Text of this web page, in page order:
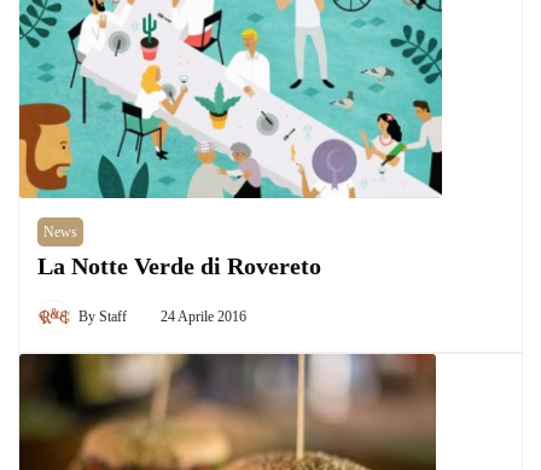
News
La Notte Verde di Rovereto
By Staff 24 Aprile 2016